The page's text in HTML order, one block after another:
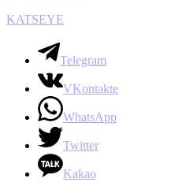
KATSEYE
Telegram
VKontakte
WhatsApp
Twitter
Kakao